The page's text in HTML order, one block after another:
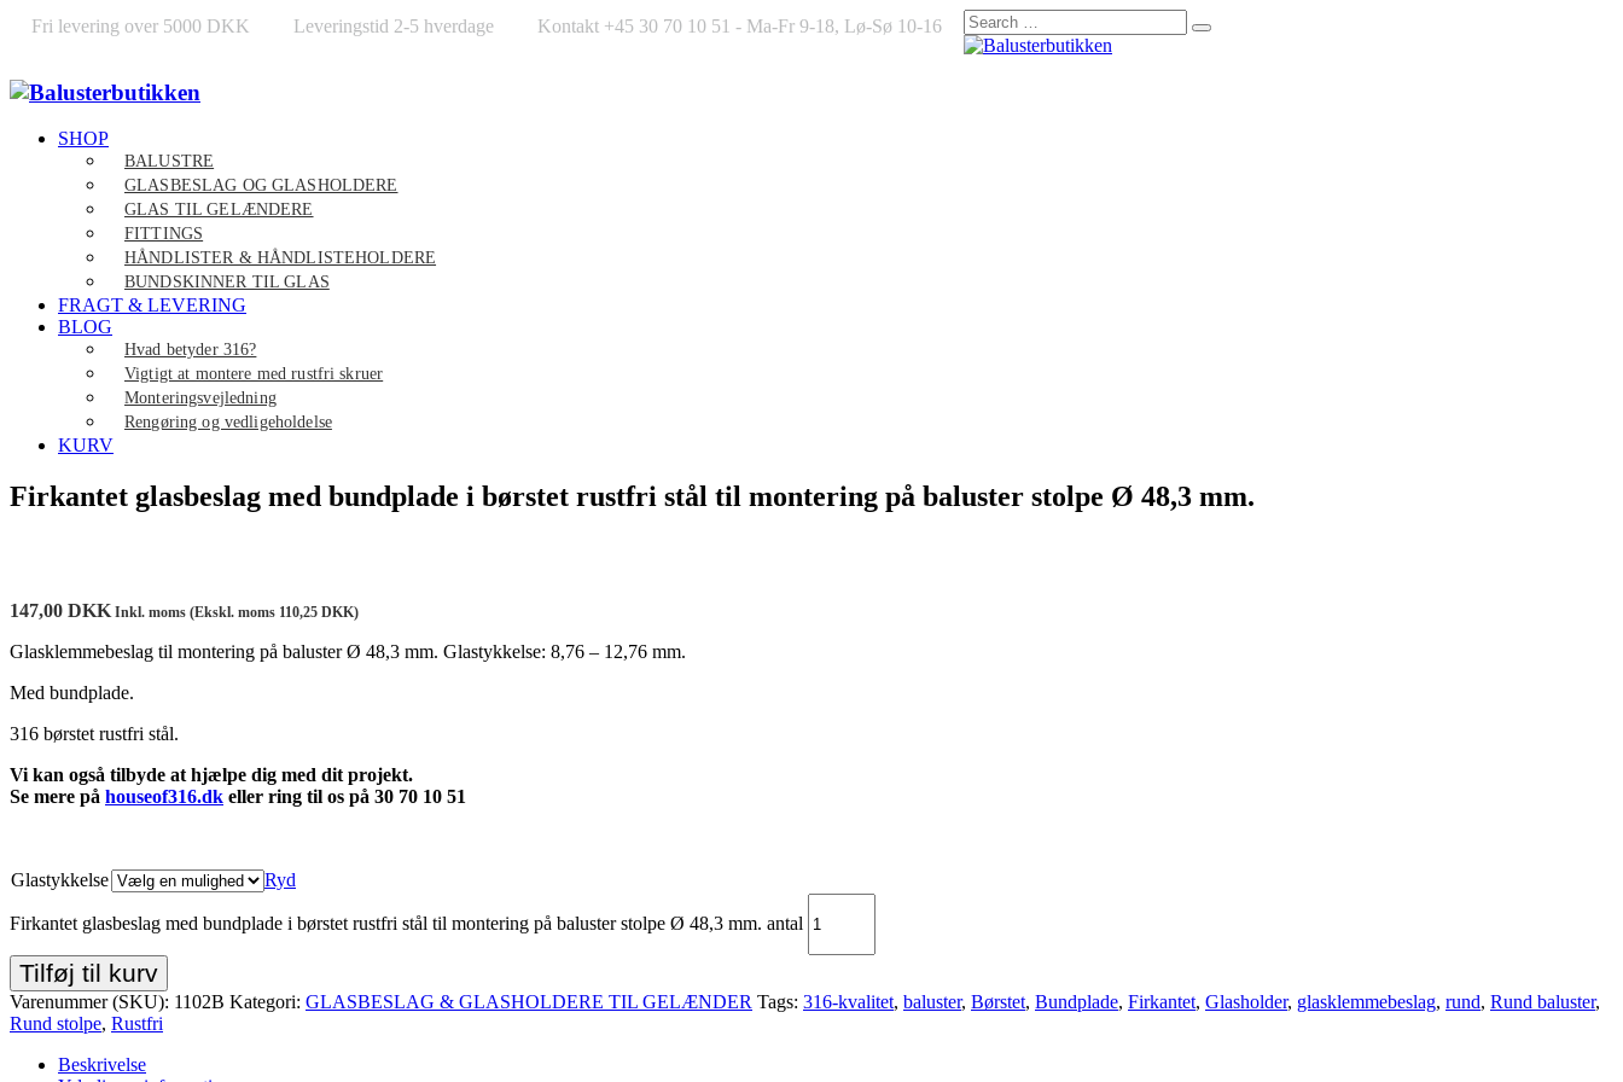
Fri levering over 5000 DKK Leveringstid 2-5 hverdage Kontakt +45 30 70 10 51 - Ma-Fr 9-18, Lø-Sø 10-16
SHOP
BALUSTRE
GLASBESLAG OG GLASHOLDERE
GLAS TIL GELÆNDERE
FITTINGS
HÅNDLISTER & HÅNDLISTEHOLDERE
BUNDSKINNER TIL GLAS
FRAGT & LEVERING
BLOG
Hvad betyder 316?
Vigtigt at montere med rustfri skruer
Monteringsvejledning
Rengøring og vedligeholdelse
KURV
Firkantet glasbeslag med bundplade i børstet rustfri stål til montering på baluster stolpe Ø 48,3 mm.
147,00 DKKInkl. moms (Ekskl. moms 110,25 DKK)
Glasklemmebeslag til montering på baluster Ø 48,3 mm. Glastykkelse: 8,76 – 12,76 mm.
Med bundplade.
316 børstet rustfri stål.
Vi kan også tilbyde at hjælpe dig med dit projekt.
Se mere på houseof316.dk eller ring til os på 30 70 10 51
Glastykkelse Ryd
Firkantet glasbeslag med bundplade i børstet rustfri stål til montering på baluster stolpe Ø 48,3 mm. antal
Tilføj til kurv
Varenummer (SKU): 1102B Kategori: GLASBESLAG & GLASHOLDERE TIL GELÆNDER Tags: 316-kvalitet, baluster, Børstet, Bundplade, Firkantet, Glasholder, glasklemmebeslag, rund, Rund baluster,
Rund stolpe, Rustfri
Beskrivelse